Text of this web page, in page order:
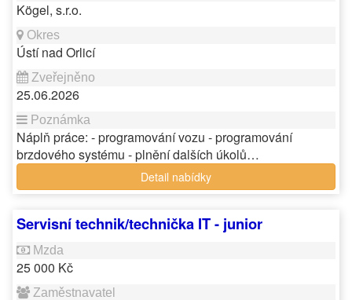
Kögel, s.r.o.
Ústí nad Orlicí
25.06.2026
Náplň práce: - programování vozu - programování
brzdového systému - plnění dalších úkolů…
Detail nabídky
Servisní technik/technička IT - junior
25 000 Kč